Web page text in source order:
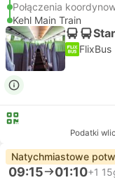
Połączenia
Kehl Main Train
FlixBus
Podatki
Natychmiastowe
09:15 01:10+1